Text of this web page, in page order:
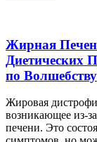
Жирная
Диетических
по Волшебству
Жировая
возникающее из-
печени. Это